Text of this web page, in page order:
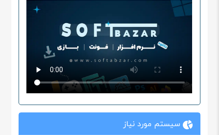
سیستم مورد نیاز